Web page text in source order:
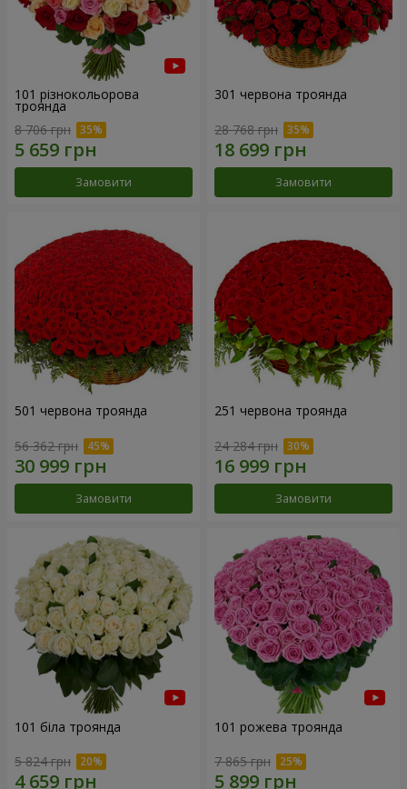
101 різнокольорова
троянда
8 706 грн
Замовити
301 червона троянда
28 768 грн
Замовити
501 червона троянда
56 362 грн
Замовити
251 червона троянда
24 284 грн
Замовити
101 біла троянда
5 824 грн
101 рожева троянда
7 865 грн